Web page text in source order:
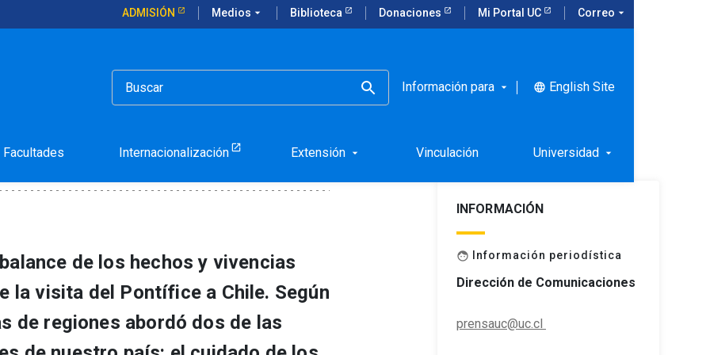
ADMISIÓN Medios arrow_drop_down Biblioteca Donaciones Mi Portal UC Correo arrow_drop_down
Información para arrow_drop_down language English Site
Facultades Internacionalización Extensión arrow_drop_down Vinculación Universidad arrow_drop_down
al Sucesor de Pedro
de los hechos y vivencias
la visita del Pontífice a Chile. Según
de regiones abordó dos de las
INFORMACIÓN
face Información periodística
Dirección de Comunicaciones
prensauc@uc.cl